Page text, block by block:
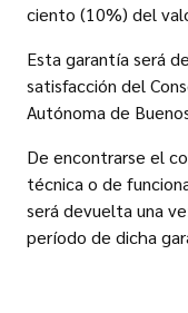
ciento (10%) del
Esta garantía será
satisfacción del
Autónoma de
De encontrarse el
técnica o de
será devuelta una
período de dicha